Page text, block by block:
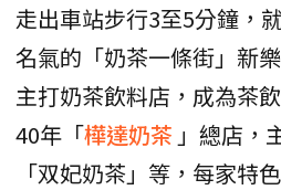
走出車站步行3至5分鐘，
名氣的「奶茶一條街」新
主打奶茶飲料店，成為茶
40年「樺達奶茶 」總店，
「双妃奶茶」等，每家特